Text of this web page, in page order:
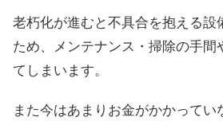
老朽化が進むと不具合を抱える設
ため、メンテナンス・掃除の手間
てしまいます。
また今はあまりお金がかかってい